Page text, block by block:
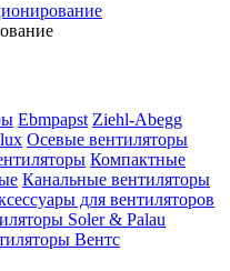
Ebmpapst Ziehl-Abegg
Осевые вентиляторы
Компактные
Канальные вентиляторы
для вентиляторов
Soler & Palau
Вентс